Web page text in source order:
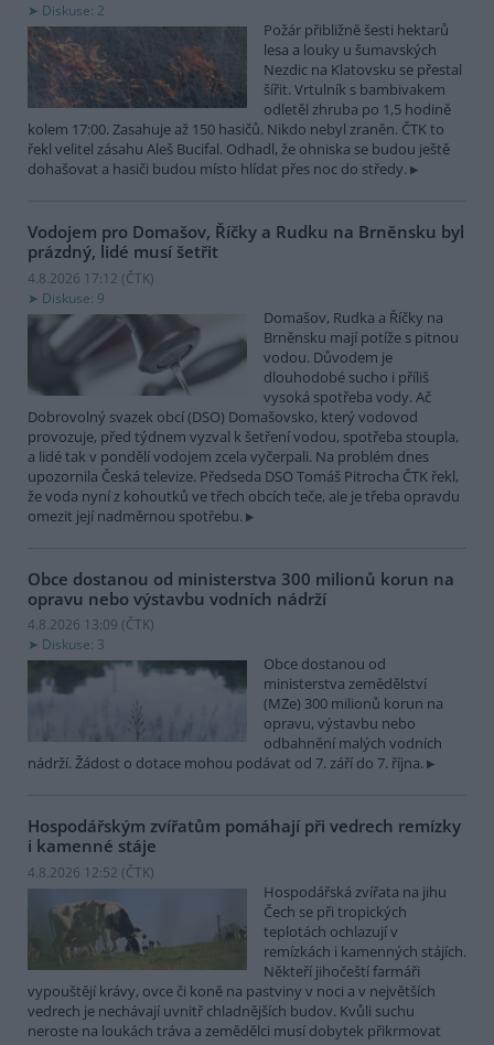
Diskuse: 2
Požár přibližně šesti hektarů
lesa a louky u šumavských
Nezdic na Klatovsku se přestal
šířit. Vrtulník s bambivakem
odletěl zhruba po 1,5 hodině
kolem 17:00. Zasahuje až 150 hasičů. Nikdo nebyl zraněn. ČTK to
řekl velitel zásahu Aleš Bucifal. Odhadl, že ohniska se budou ještě
dohašovat a hasiči budou místo hlídat přes noc do středy.
Vodojem pro Domašov, Říčky a Rudku na Brněnsku byl
prázdný, lidé musí šetřit
4.8.2026 17:12 (ČTK)
Diskuse: 9
Domašov, Rudka a Říčky na
Brněnsku mají potíže s pitnou
vodou. Důvodem je
dlouhodobé sucho i příliš
vysoká spotřeba vody. Ač
Dobrovolný svazek obcí (DSO) Domašovsko, který vodovod
provozuje, před týdnem vyzval k šetření vodou, spotřeba stoupla,
a lidé tak v pondělí vodojem zcela vyčerpali. Na problém dnes
upozornila Česká televize. Předseda DSO Tomáš Pitrocha ČTK řekl,
že voda nyní z kohoutků ve třech obcích teče, ale je třeba opravdu
omezit její nadměrnou spotřebu.
Obce dostanou od ministerstva 300 milionů korun na
opravu nebo výstavbu vodních nádrží
4.8.2026 13:09 (ČTK)
Diskuse: 3
Obce dostanou od
ministerstva zemědělství
(MZe) 300 milionů korun na
opravu, výstavbu nebo
odbahnění malých vodních
nádrží. Žádost o dotace mohou podávat od 7. září do 7. října.
Hospodářským zvířatům pomáhají při vedrech remízky
i kamenné stáje
4.8.2026 12:52 (ČTK)
Hospodářská zvířata na jihu
Čech se při tropických
teplotách ochlazují v
remízkách i kamenných stájích.
Někteří jihočeští farmáři
vypouštějí krávy, ovce či koně na pastviny v noci a v největších
vedrech je nechávají uvnitř chladnějších budov. Kvůli suchu
neroste na loukách tráva a zemědělci musí dobytek přikrmovat